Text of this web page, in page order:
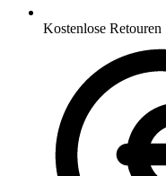
Kostenlose Retouren